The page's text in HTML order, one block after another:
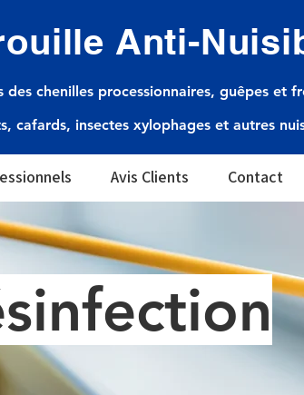
Anti-
des chenilles processionnaires, guêpes et
cafards, insectes xylophages et autres
Avis Clients Contact